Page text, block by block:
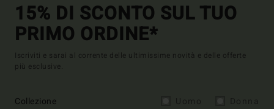
15% DI SCONTO SUL TUO
PRIMO ORDINE*
Iscriviti e sarai al corrente delle ultimissime novità e delle offerte
più esclusive.
Collezione